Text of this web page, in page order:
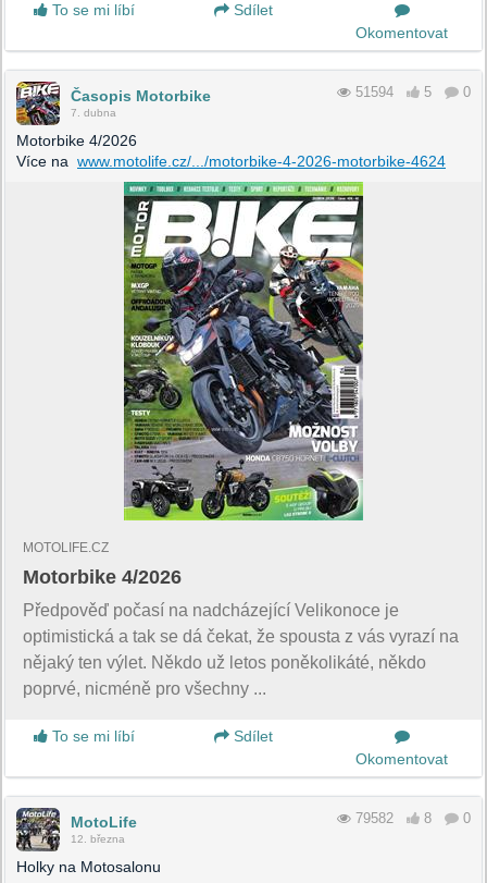
To se mi líbí
Sdílet
Okomentovat
Časopis Motorbike
7. dubna
51594 5 0
Motorbike 4/2026
Více na www.motolife.cz/.../motorbike-4-2026-motorbike-4624
MOTOLIFE.CZ
Motorbike 4/2026
Předpověď počasí na nadcházející Velikonoce je
optimistická a tak se dá čekat, že spousta z vás vyrazí na
nějaký ten výlet. Někdo už letos poněkolikáté, někdo
poprvé, nicméně pro všechny ...
To se mi líbí
Sdílet
Okomentovat
MotoLife
12. března
79582 8 0
Holky na Motosalonu